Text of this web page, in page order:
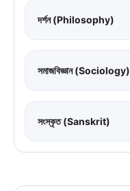
দর্শন (Philosophy)
সমাজবিজ্ঞান (Sociology)
সংস্কৃত (Sanskrit)